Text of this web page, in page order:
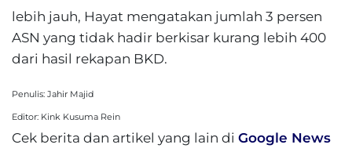
lebih jauh, Hayat mengatakan jumlah 3 persen
ASN yang tidak hadir berkisar kurang lebih 400
dari hasil rekapan BKD.
Penulis: Jahir Majid
Editor: Kink Kusuma Rein
Cek berita dan artikel yang lain di Google News